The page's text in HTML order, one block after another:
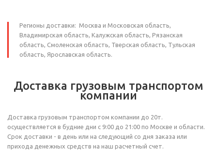
Регионы доставки: Москва и Московская область,
Владимирская область, Калужская область, Рязанская
область, Смоленская область, Тверская область, Тульская
область, Ярославская область.
Доставка грузовым транспортом
компании
Доставка грузовым транспортом компании до 20т.
осуществляется в будние дни с 9:00 до 21:00 по Москве и области.
Срок доставки - в день или на следующий со дня заказа или
прихода денежных средств на наш расчетный счет.